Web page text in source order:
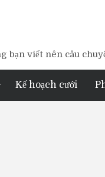
bạn viết nên câu
Kế hoạch cưới